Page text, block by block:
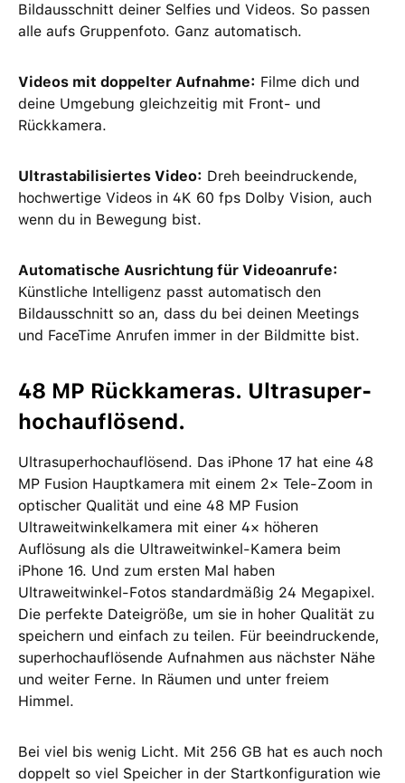
Bildausschnitt deiner Selfies und Videos. So passen
alle aufs Gruppenfoto. Ganz automatisch.
Videos mit doppelter Aufnahme: Filme dich und
deine Umgebung gleichzeitig mit Front- und
Rückkamera.
Ultrastabilisiertes Video: Dreh beeindruckende,
hochwertige Videos in 4K 60 fps Dolby Vision, auch
wenn du in Bewegung bist.
Automatische Ausrichtung für Videoanrufe:
Künstliche Intelligenz passt automatisch den
Bildausschnitt so an, dass du bei deinen Meetings
und FaceTime Anrufen immer in der Bildmitte bist.
48 MP Rückkameras. Ultrasuper­
hoch­auflösend.
Ultrasuperhochauflösend. Das iPhone 17 hat eine 48
MP Fusion Hauptkamera mit einem 2× Tele-Zoom in
optischer Qualität und eine 48 MP Fusion
Ultraweitwinkelkamera mit einer 4× höheren
Auflösung als die Ultraweitwinkel-Kamera beim
iPhone 16. Und zum ersten Mal haben
Ultraweitwinkel-Fotos standardmäßig 24 Megapixel.
Die perfekte Dateigröße, um sie in hoher Qualität zu
speichern und einfach zu teilen. Für beeindruckende,
superhochauflösende Aufnahmen aus nächster Nähe
und weiter Ferne. In Räumen und unter freiem
Himmel.
Bei viel bis wenig Licht. Mit 256 GB hat es auch noch
doppelt so viel Speicher in der Startkonfiguration wie